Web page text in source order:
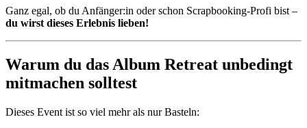
Ganz egal, ob du Anfänger:in oder schon Scrapbooking-Profi bist –
du wirst dieses Erlebnis lieben!
Warum du das Album Retreat unbedingt
mitmachen solltest
Dieses Event ist so viel mehr als nur Basteln: